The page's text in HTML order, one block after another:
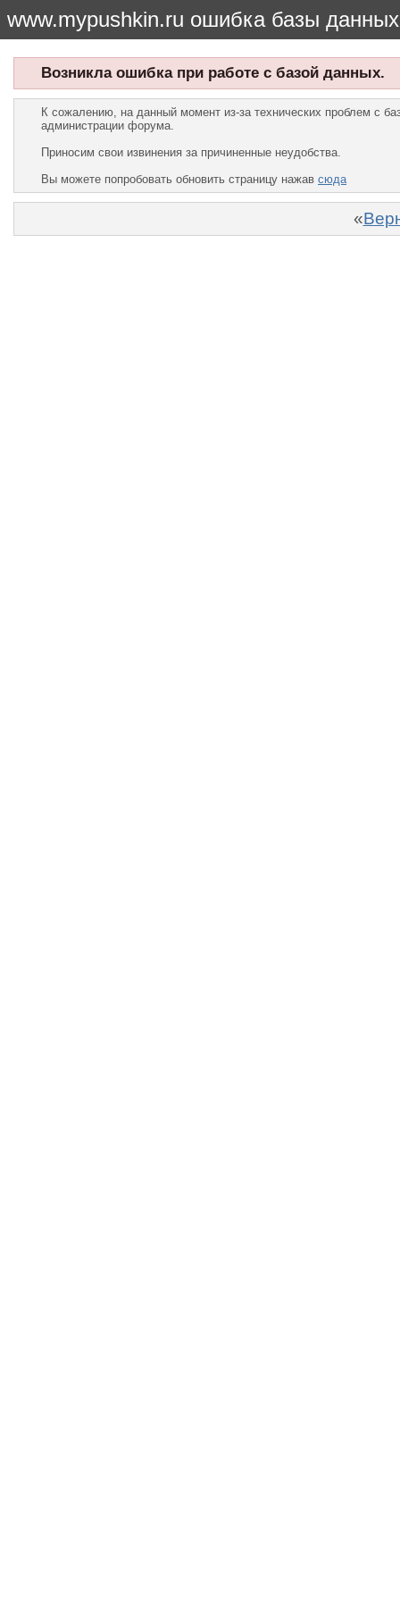
www.mypushkin.ru ошибка базы данных
Возникла ошибка при работе с базой данных.
К сожалению, на данный момент из-за технических проблем с
администрации форума.
Приносим свои извинения за причиненные неудобства.
Вы можете попробовать обновить страницу нажав сюда
«